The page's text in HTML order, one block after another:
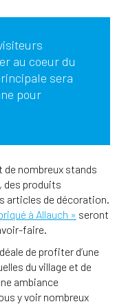
au coeur du
sera
pour
de nombreux stands
des produits
articles de décoration.
à Allauch » seront
faire.
de profiter d’une
du village et de
ambiance
y voir nombreux